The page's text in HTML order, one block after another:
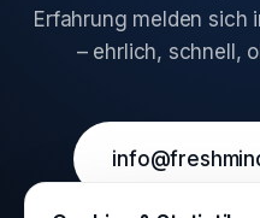
Erfahrung melden sich
– ehrlich, schnell,